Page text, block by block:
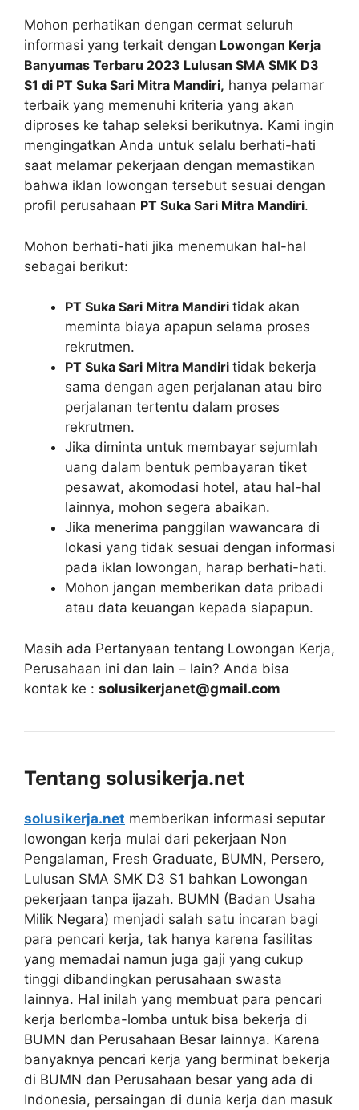
Mohon perhatikan dengan cermat seluruh
informasi yang terkait dengan Lowongan Kerja
Banyumas Terbaru 2023 Lulusan SMA SMK D3
S1 di PT Suka Sari Mitra Mandiri, hanya pelamar
terbaik yang memenuhi kriteria yang akan
diproses ke tahap seleksi berikutnya. Kami ingin
mengingatkan Anda untuk selalu berhati-hati
saat melamar pekerjaan dengan memastikan
bahwa iklan lowongan tersebut sesuai dengan
profil perusahaan PT Suka Sari Mitra Mandiri.
Mohon berhati-hati jika menemukan hal-hal
sebagai berikut:
PT Suka Sari Mitra Mandiri tidak akan
meminta biaya apapun selama proses
rekrutmen.
PT Suka Sari Mitra Mandiri tidak bekerja
sama dengan agen perjalanan atau biro
perjalanan tertentu dalam proses
rekrutmen.
Jika diminta untuk membayar sejumlah
uang dalam bentuk pembayaran tiket
pesawat, akomodasi hotel, atau hal-hal
lainnya, mohon segera abaikan.
Jika menerima panggilan wawancara di
lokasi yang tidak sesuai dengan informasi
pada iklan lowongan, harap berhati-hati.
Mohon jangan memberikan data pribadi
atau data keuangan kepada siapapun.
Masih ada Pertanyaan tentang Lowongan Kerja,
Perusahaan ini dan lain – lain? Anda bisa
kontak ke : solusikerjanet@gmail.com
Tentang solusikerja.net
solusikerja.net memberikan informasi seputar
lowongan kerja mulai dari pekerjaan Non
Pengalaman, Fresh Graduate, BUMN, Persero,
Lulusan SMA SMK D3 S1 bahkan Lowongan
pekerjaan tanpa ijazah. BUMN (Badan Usaha
Milik Negara) menjadi salah satu incaran bagi
para pencari kerja, tak hanya karena fasilitas
yang memadai namun juga gaji yang cukup
tinggi dibandingkan perusahaan swasta
lainnya. Hal inilah yang membuat para pencari
kerja berlomba-lomba untuk bisa bekerja di
BUMN dan Perusahaan Besar lainnya. Karena
banyaknya pencari kerja yang berminat bekerja
di BUMN dan Perusahaan besar yang ada di
Indonesia, persaingan di dunia kerja dan masuk